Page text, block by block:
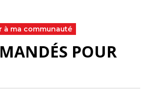
à ma communauté
POUR